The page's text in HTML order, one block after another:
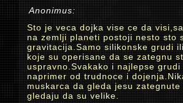
Anonimus:
Sto je veca dojka vise ce da
na zemlji planeti postoji nesto sto
gravitacija.Samo silikonske grudi
koje su operisane da se zategnu
uspravno.Svakako i najlepse grudi
naprimer od trudnoce i
muskarca da gleda jesu
gledaju da su velike.